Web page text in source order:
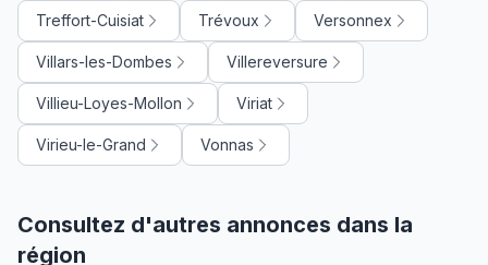
Treffort-Cuisiat Trévoux Versonnex
Villars-les-Dombes Villereversure
Villieu-Loyes-Mollon Viriat
Virieu-le-Grand Vonnas
Consultez d'autres annonces dans la
région